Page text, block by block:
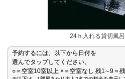
24ｈ入れる貸切風
予約するには、以下から日付を
選んでタップしてください。
○＝空室10室以上 ×＝空室なし 残1∼9＝